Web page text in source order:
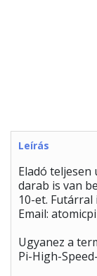
Leírás
Eladó teljesen
darab is van
10-et.
Email:
Ugyanez a
Pi-High-